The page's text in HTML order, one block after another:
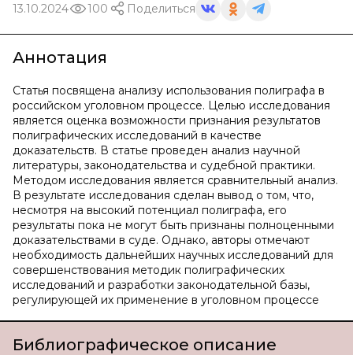
13.10.2024 100 Поделиться
Аннотация
Статья посвящена анализу использования полиграфа в
российском уголовном процессе. Целью исследования
является оценка возможности признания результатов
полиграфических исследований в качестве
доказательств. В статье проведен анализ научной
литературы, законодательства и судебной практики.
Методом исследования является сравнительный анализ.
В результате исследования сделан вывод о том, что,
несмотря на высокий потенциал полиграфа, его
результаты пока не могут быть признаны полноценными
доказательствами в суде. Однако, авторы отмечают
необходимость дальнейших научных исследований для
совершенствования методик полиграфических
исследований и разработки законодательной базы,
регулирующей их применение в уголовном процессе
Библиографическое описание